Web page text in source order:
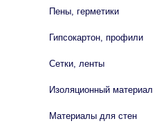
Пены, герметики
Гипсокартон, профили
Сетки, ленты
Изоляционный материал
Материалы для стен